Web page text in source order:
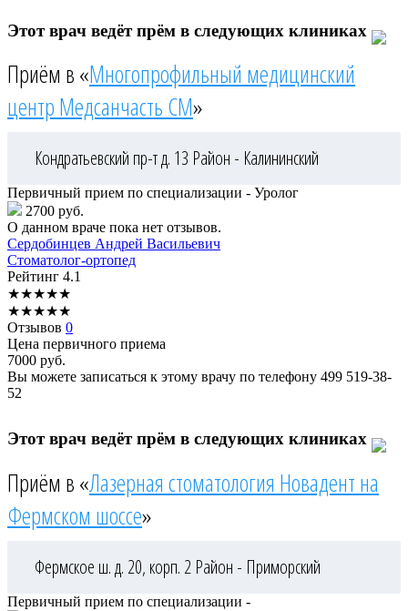
Этот врач ведёт прём в следующих клиниках
Приём в «Многопрофильный медицинский
центр Медсанчасть СМ»
Кондратьевский пр-т д. 13 Район - Калининский
Первичный прием по специализации - Уролог
2700 руб.
О данном враче пока нет отзывов.
Сердобинцев Андрей Васильевич
Стоматолог-ортопед
Рейтинг 4.1
★★★★★
★★★★★
Отзывов 0
Цена первичного приема
7000 руб.
Вы можете записаться к этому врачу по телефону 499 519-38-
52
Этот врач ведёт прём в следующих клиниках
Приём в «Лазерная стоматология Новадент на
Фермском шоссе»
Фермское ш. д. 20, корп. 2 Район - Приморский
Первичный прием по специализации -